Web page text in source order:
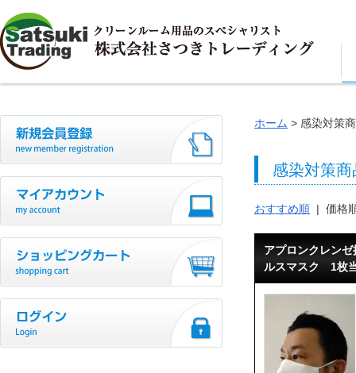
ホーム 感染対策
感染対策商
おすすめ順 | 価格
アプロンクレン
ルスマスク 1枚